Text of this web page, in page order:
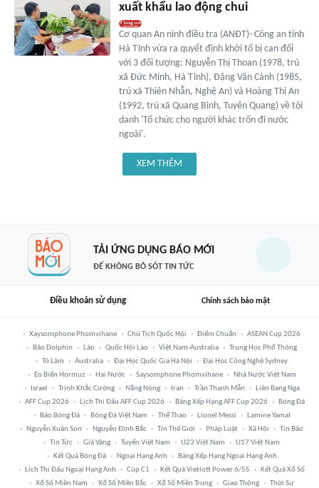
xuất khẩu lao động chui
Cơ quan An ninh điều tra (ANĐT)- Công an tỉnh
Hà Tĩnh vừa ra quyết định khởi tố bị can đối
với 3 đối tượng: Nguyễn Thị Thoan (1978, trú
xã Đức Minh, Hà Tĩnh), Đặng Văn Cảnh (1985,
trú xã Thiên Nhẫn, Nghệ An) và Hoàng Thị An
(1992, trú xã Quang Bình, Tuyên Quang) về tội
danh 'Tổ chức cho người khác trốn đi nước
ngoài'.
XEM THÊM
TẢI ỨNG DỤNG BÁO MỚI
ĐỂ KHÔNG BỎ SÓT TIN TỨC
Điều khoản sử dụng Chính sách bảo mật
Xaysomphone Phomvihane Chủ Tịch Quốc Hội Điểm Chuẩn
ASEAN Cup 2026
Bão Dolphin
Lào Quốc Hội Lào Việt Nam-Australia
Trung Học Phổ Thông
Tô Lâm
Australia Đại Học Quốc Gia Hà Nội
Đại Học Công Nghệ Sydney
Eo Biển Hormuz
Hai Nước Saysomphone Phomvihane
Nhà Nước Việt Nam
Israel
Trịnh Khắc Cường Nắng Nóng Iran Trần Thanh Mẫn
Liên Bang Nga
AFF Cup 2026
Lịch Thi Đấu AFF Cup 2026 Bảng Xếp Hạng AFF Cup 2026
Bóng Đá
Báo Bóng Đá
Bóng Đá Việt Nam Thể Thao Lionel Messi
Lamine Yamal
Nguyễn Xuân Son
Nguyễn Đình Bắc Tin Thế Giới Pháp Luật Xã Hội
Tin Bão
Tin Tức
Giá Vàng Tuyển Việt Nam U23 Việt Nam
U17 Việt Nam
Kết Quả Bóng Đá
Ngoại Hạng Anh
Bảng Xếp Hạng Ngoại Hạng Anh
Lịch Thi Đấu Ngoại Hạng Anh
Cúp C1 Kết Quả Vietlott Power 6/55
Kết Quả Xổ Số
Xổ Số Miền Nam
Xổ Số Miền Bắc Xổ Số Miền Trung Giao Thông Thời Sự